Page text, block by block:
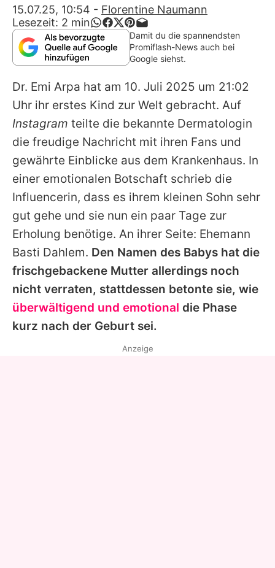
App runterladen
Team
Redaktionelle Richtlinien
Impressum
Datenschutzerklärung
Nutzungsbedingungen
Utiq verwalten
15.07.25, 10:54 - Florentine Naumann
Lesezeit: 2 min
Damit du die spannendsten
Promiflash-News auch bei
Google siehst.
Dr. Emi Arpa hat am 10. Juli 2025 um 21:02
Uhr ihr erstes Kind zur Welt gebracht. Auf
Instagram teilte die bekannte Dermatologin
die freudige Nachricht mit ihren Fans und
gewährte Einblicke aus dem Krankenhaus. In
einer emotionalen Botschaft schrieb die
Influencerin, dass es ihrem kleinen Sohn sehr
gut gehe und sie nun ein paar Tage zur
Erholung benötige. An ihrer Seite: Ehemann
Basti Dahlem. Den Namen des Babys hat die
frischgebackene Mutter allerdings noch
nicht verraten, stattdessen betonte sie, wie
überwältigend und emotional die Phase
kurz nach der Geburt sei.
Anzeige